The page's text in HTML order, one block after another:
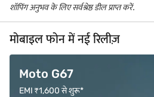
शॉपिंग अनुभव के लिए सर्वश्रेष्ठ डील प्राप्त करें.
मोबाइल फोन में नई रिलीज़
Moto G67
EMI ₹1,600 से शुरू*